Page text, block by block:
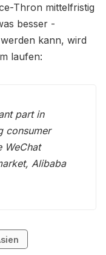
Thron mittelfristig
besser -
kann, wird
laufen:
part in
consumer
WeChat
Alibaba